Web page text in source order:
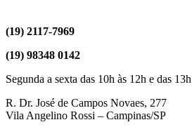
(19) 2117-7969
(19) 98348 0142
Segunda a sexta das 10h às 12h e das
R. Dr. José de Campos Novaes, 277
Vila Angelino Rossi – Campinas/SP